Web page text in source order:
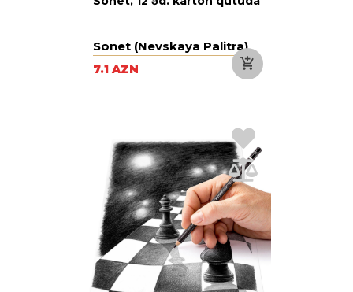
Sonet (Nevskaya Palitra)
7.1 AZN